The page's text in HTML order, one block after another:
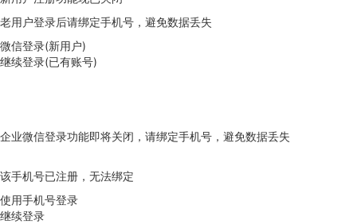
老用户登录后请绑定手机号，避免数据丢失
微信登录(新用户)
继续登录(已有账号)
企业微信登录功能即将关闭，请绑定手机号，避免数据丢失
该手机号已注册，无法绑定
使用手机号登录
继续登录